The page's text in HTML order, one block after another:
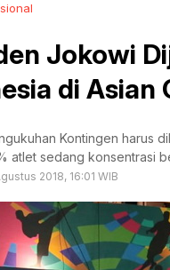
Jokowi
di Asian
Kontingen harus
atlet sedang konsentrasi
2018, 16:01 WIB